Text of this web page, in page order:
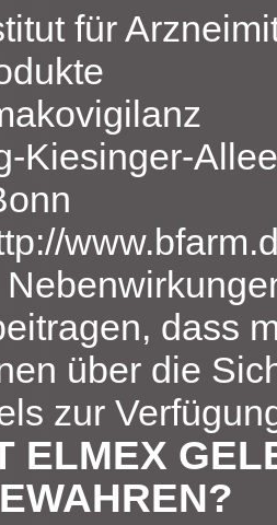
für
Kiesinger-
dass
über die
zur
ELMEX